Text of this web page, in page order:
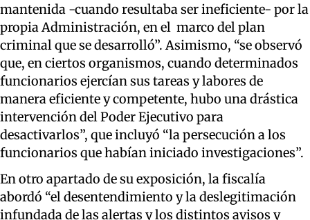
mantenida -cuando resultaba ser ineficiente- por la
propia Administración, en el marco del plan
criminal que sedesarrolló”. Asimismo, “se observó
que, en ciertos organismos, cuando determinados
funcionarios ejercían sus tareas y labores de
manera eficiente y competente, hubo una drástica
intervención del Poder Ejecutivo para
desactivarlos”, que incluyó “la persecución a los
funcionarios que habían iniciado investigaciones”.
En otro apartado de su exposición, la fiscalía
abordó “el desentendimiento y la deslegitimación
infundada de las alertas y los distintos avisos y